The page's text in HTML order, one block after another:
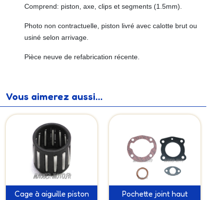
Comprend: piston, axe, clips et segments (1.5mm).
Photo non contractuelle, piston livré avec calotte brut ou
usiné selon arrivage.
Pièce neuve de refabrication récente.
Vous aimerez aussi...
Cage à aiguille piston Pochette joint haut